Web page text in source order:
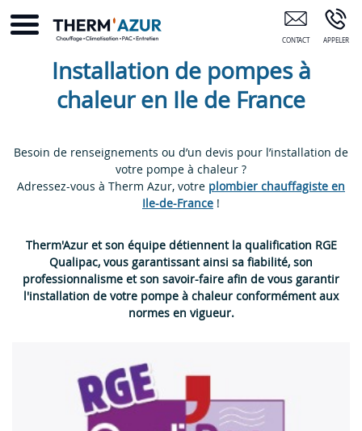
Chauffagiste Bondy 93 Drancy
Installation de pompes à
chaleur en Ile de France
Besoin de renseignements ou d’un devis pour l’installation de
votre pompe à chaleur ?
Adressez-vous à Therm Azur, votre plombier chauffagiste en
Ile-de-France !
Therm'Azur et son équipe détiennent la qualification RGE
Qualipac, vous garantissant ainsi sa fiabilité, son
professionnalisme et son savoir-faire afin de vous garantir
l'installation de votre pompe à chaleur conformément aux
normes en vigueur.